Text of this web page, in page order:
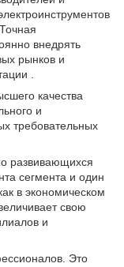
внедрять
рынков и
.
качества
и
требовательных
развивающихся
сегмента и один
в экономическом
свою
и
Это